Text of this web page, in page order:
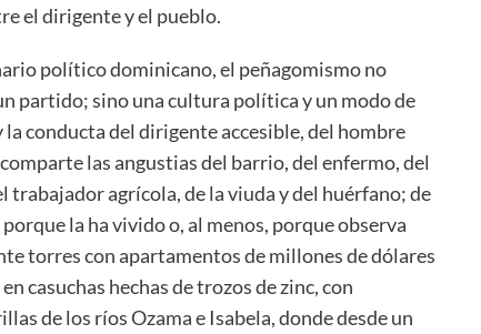
el dirigente y el pueblo.
político dominicano, el peñagomismo no
partido; sino una cultura política y un modo de
conducta del dirigente accesible, del hombre
las angustias del barrio, del enfermo, del
trabajador agrícola, de la viuda y del huérfano; de
la ha vivido o, al menos, porque observa
torres con apartamentos de millones de dólares
casuchas hechas de trozos de zinc, con
de los ríos Ozama e Isabela, donde desde un